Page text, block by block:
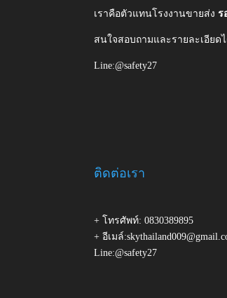
เราคือตัวแทนโรงงานขายส่งร
สนใจสอบถามและรายละเอียดไ
Line:@safety27
ติดต่อเรา
+ โทรศัพท์: 0830389895
+ อีเมล์
Line:@safety27